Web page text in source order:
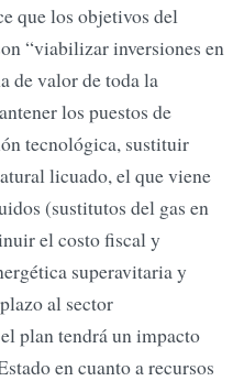
que los objetivos del
“viabilizar inversiones en
de valor de toda la
los puestos de
tecnológica, sustituir
licuado, el que viene
(sustitutos del gas en
el costo fiscal y
superavitaria y
al sector
plan tendrá un impacto
en cuanto a recursos